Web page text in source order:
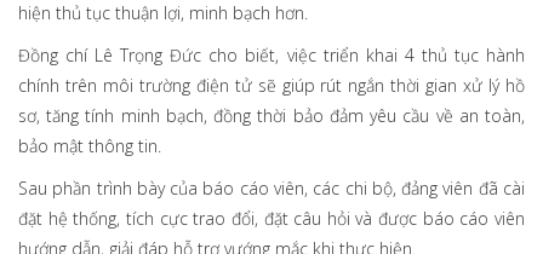
hiện thủ tục thuận lợi, minh bạch hơn.
Đồng chí Lê Trọng Đức cho biết, việc triển khai 4 thủ tục hành
chính trên môi trường điện tử sẽ giúp rút ngắn thời gian xử lý hồ
sơ, tăng tính minh bạch, đồng thời bảo đảm yêu cầu về an toàn,
bảo mật thông tin.
Sau phần trình bày của báo cáo viên, các chi bộ, đảng viên đã cài
đặt hệ thống, tích cực trao đổi, đặt câu hỏi và được báo cáo viên
hướng dẫn, giải đáp hỗ trợ vướng mắc khi thực hiện.